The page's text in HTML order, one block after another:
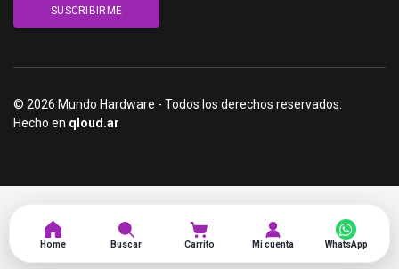
© 2026 Mundo Hardware - Todos los derechos reservados.
Hecho en qloud.ar
Home Buscar Carrito Mi cuenta